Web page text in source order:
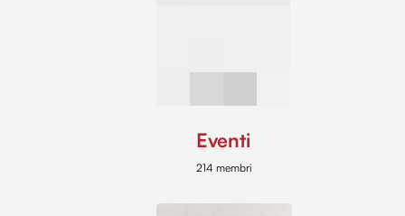
Eventi
214 membri